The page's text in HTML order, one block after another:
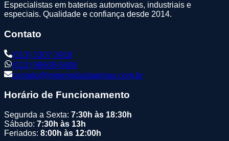
Especialistas em baterias automotivas, industriais e
especiais. Qualidade e confiança desde 2014.
Contato
(013) 3307-3918
(013) 99608-8408
contato@imperiodasbaterias.com.br
Horário de Funcionamento
Segunda a Sexta: 7:30h às 18:30h
Sábado: 7:30h às 13h
Feriados: 8:00h às 12:00h